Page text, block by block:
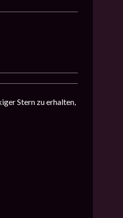
Stern zu erhalten,